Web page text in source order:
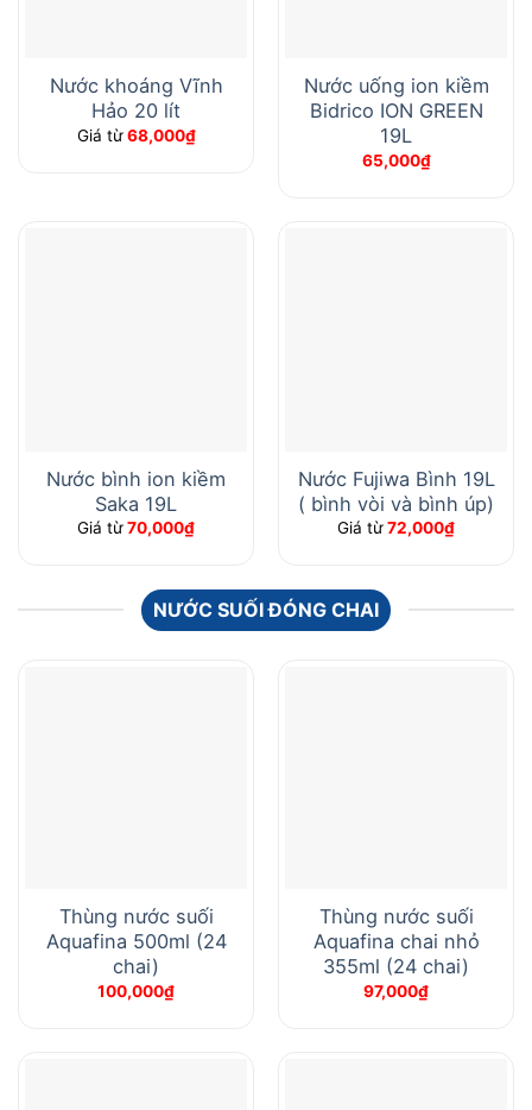
Nước khoáng Vĩnh
Hảo 20 lít
Giá từ68,000₫
Nước uống ion kiềm
Bidrico ION GREEN
19L
65,000₫
Nước bình ion kiềm
Saka 19L
Giá từ70,000₫
Nước Fujiwa Bình 19L
( bình vòi và bình úp)
Giá từ72,000₫
NƯỚC SUỐI ĐÓNG CHAI
Thùng nước suối
Aquafina 500ml (24
chai)
100,000₫
Thùng nước suối
Aquafina chai nhỏ
355ml (24 chai)
97,000₫